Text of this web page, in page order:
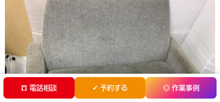
電話でお問合せ メールでお問い合わせ
☎ 電話相談 ✓ 予約する ◎ 作業事例